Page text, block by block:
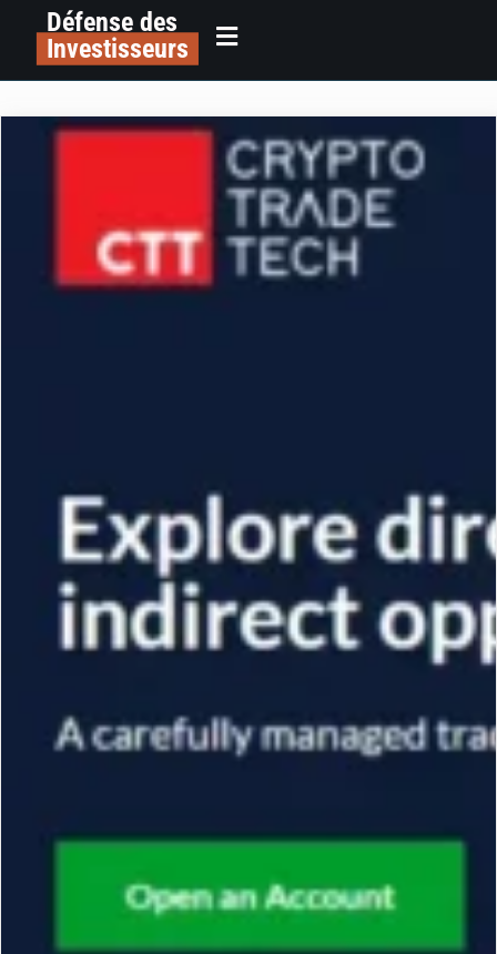
Défense des
Investisseurs